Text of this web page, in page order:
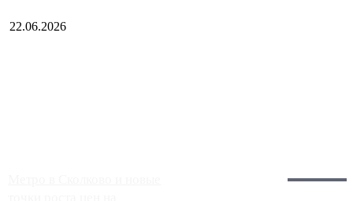
22.06.2026